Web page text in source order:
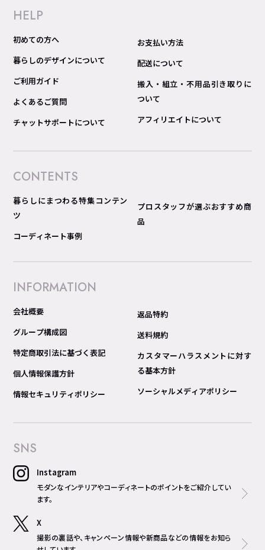
HELP
初めての方へ
暮らしのデザインについて
ご利用ガイド
よくあるご質問
チャットサポートについて
お支払い方法
配送について
搬入・組立・不用品引き取りに
ついて
アフィリエイトについて
CONTENTS
暮らしにまつわる特集コンテン
ツ
コーディネート事例
プロスタッフが選ぶおすすめ商
品
INFORMATION
会社概要
グループ構成図
特定商取引法に基づく表記
個人情報保護方針
情報セキュリティポリシー
返品特約
送料規約
カスタマーハラスメントに対す
る基本方針
ソーシャルメディアポリシー
SNS
Instagram
モダンなインテリアやコーディネートのポイントをご紹介してい
ます。
X
撮影の裏話や、キャンペーン情報や新商品などの情報をお知ら